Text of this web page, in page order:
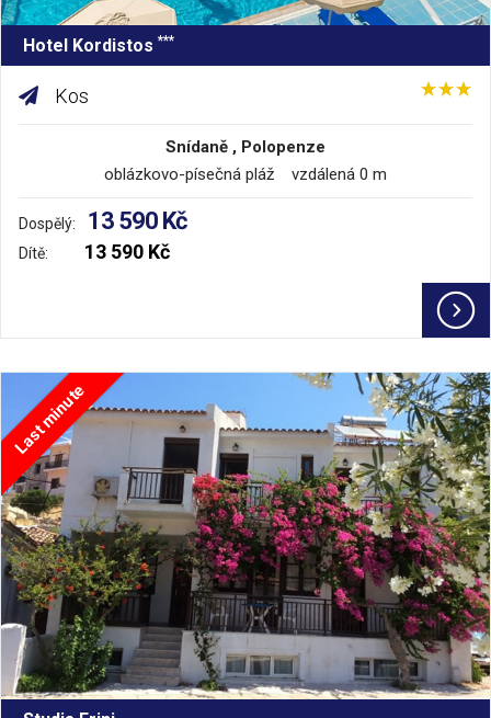
Hotel Kordistos ***
Kos
Snídaně , Polopenze
oblázkovo-písečná pláž vzdálená 0 m
Dospělý: 13 590 Kč
Dítě: 13 590 Kč
Last minute